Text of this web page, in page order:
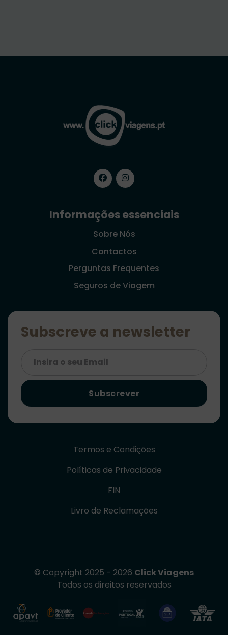
Informações essenciais
Sobre Nós
Contactos
Perguntas Frequentes
Seguros de Viagem
Subscreve a newsletter
Subscrever
Termos e Condições
Políticas de Privacidade
FIN
Livro de Reclamações
© Copyright 2025 - 2026 Click Viagens
Todos os direitos reservados